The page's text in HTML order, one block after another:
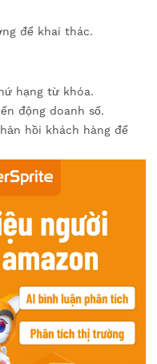
để khai thác.
hạng từ khóa.
động doanh số.
hồi khách hàng để